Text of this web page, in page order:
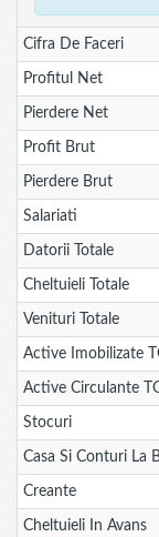
Cifra De Faceri
Profitul Net
Pierdere Net
Profit Brut
Pierdere Brut
Salariati
Datorii Totale
Cheltuieli Totale
Venituri Totale
Active Imobilizate
Active Circulante
Stocuri
Casa Si Conturi La
Creante
Cheltuieli In Avans